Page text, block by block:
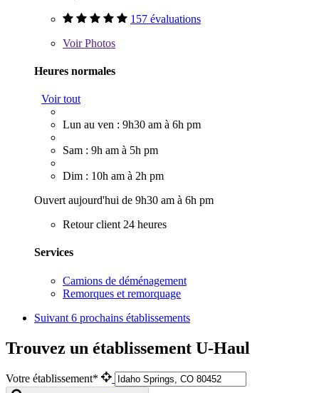
157 évaluations
VoirPhotos
Heures normales
Voir tout
Lun au ven : 9h30 am à 6h pm
Sam : 9h am à 5h pm
Dim : 10h am à 2h pm
Ouvert aujourd'hui de 9h30 am à 6h pm
Retour client 24 heures
Services
Camions de déménagement
Remorques et remorquage
Suivant 6 prochains établissements
Trouvez un établissement U-Haul
Votre établissement*